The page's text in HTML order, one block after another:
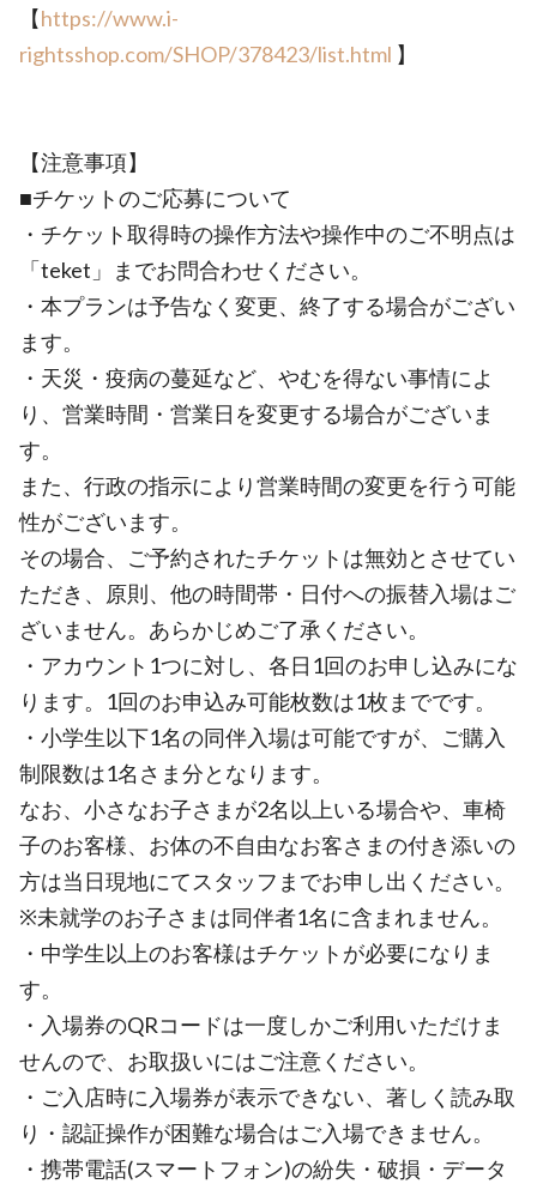
【https://www.i-
rightsshop.com/SHOP/378423/list.html 】
【注意事項】
■チケットのご応募について
・チケット取得時の操作方法や操作中のご不明点は
「teket」までお問合わせください。
・本プランは予告なく変更、終了する場合がござい
ます。
・天災・疫病の蔓延など、やむを得ない事情によ
り、営業時間・営業日を変更する場合がございま
す。
また、行政の指示により営業時間の変更を行う可能
性がございます。
その場合、ご予約されたチケットは無効とさせてい
ただき、原則、他の時間帯・日付への振替入場はご
ざいません。あらかじめご了承ください。
・アカウント1つに対し、各日1回のお申し込みにな
ります。1回のお申込み可能枚数は1枚までです。
・小学生以下1名の同伴入場は可能ですが、ご購入
制限数は1名さま分となります。
なお、小さなお子さまが2名以上いる場合や、車椅
子のお客様、お体の不自由なお客さまの付き添いの
方は当日現地にてスタッフまでお申し出ください。
※未就学のお子さまは同伴者1名に含まれません。
・中学生以上のお客様はチケットが必要になりま
す。
・入場券のQRコードは一度しかご利用いただけま
せんので、お取扱いにはご注意ください。
・ご入店時に入場券が表示できない、著しく読み取
り・認証操作が困難な場合はご入場できません。
・携帯電話(スマートフォン)の紛失・破損・データ